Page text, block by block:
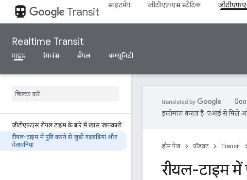
directions_transit Transit
साइटमैप जीटीएफ़एस स्टैटिक
Realtime Transit
गाइड रेफ़रंस सैंपल कम्यूनिटी
जीटीएफ़एस रीयल टाइम के बारे में खास जानकारी
रीयल-टाइम में पुष्टि करने से जुड़ी गड़बड़ियां और
चेतावनियां
इस्तेमाल करता है. एआई से मिले
होम पेज प्रॉडक्ट Transit
रीयल-टाइम में